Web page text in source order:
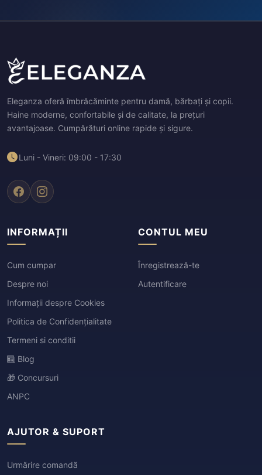
Eleganza oferă îmbrăcăminte pentru damă, bărbați și copii.
Haine moderne, confortabile și de calitate, la prețuri
avantajoase. Cumpărături online rapide și sigure.
Luni - Vineri: 09:00 - 17:30
INFORMAȚII
Cum cumpar
Despre noi
Informații despre Cookies
Politica de Confidențialitate
Termeni si conditii
Blog
🎁 Concursuri
ANPC
CONTUL MEU
Înregistrează-te
Autentificare
AJUTOR & SUPORT
Urmărire comandă